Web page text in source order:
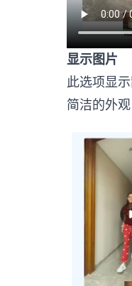
显示图片
此选项显
简洁的外